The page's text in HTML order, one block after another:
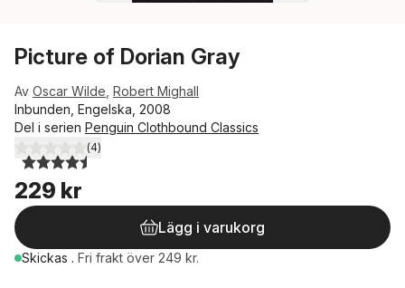
Picture of Dorian Gray
Av Oscar Wilde Robert Mighall
Inbunden, Engelska, 2008
Del i serien Penguin Clothbound Classics
4,5utav 5 stjärnor. Totalt antal röster:
(4)
229 kr
Lägg i varukorg
Skickas . Fri frakt över 249 kr.